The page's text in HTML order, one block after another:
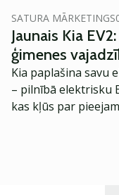
SATURA MĀRKETINGS
Jaunais Kia
ģimenes
Kia paplašina savu
– pilnībā elektrisku
kas kļūs par